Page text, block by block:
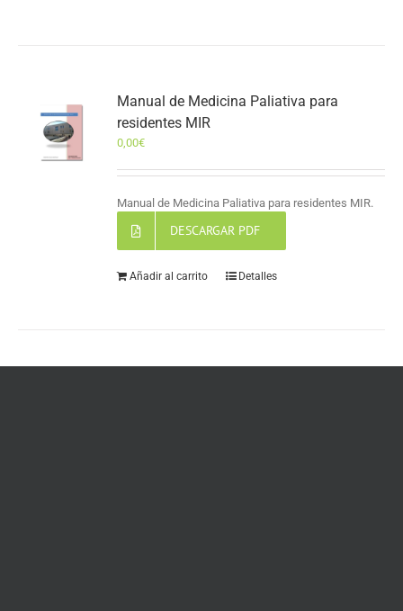
Manual de Medicina Paliativa para
residentes MIR
0,00€
Manual de Medicina Paliativa para residentes MIR.
DESCARGAR PDF
Añadir al carrito Detalles